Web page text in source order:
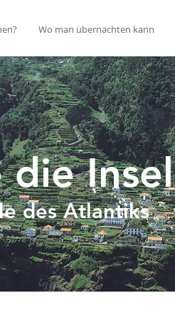
Wo man übernachten kann
die
des Atlantiks